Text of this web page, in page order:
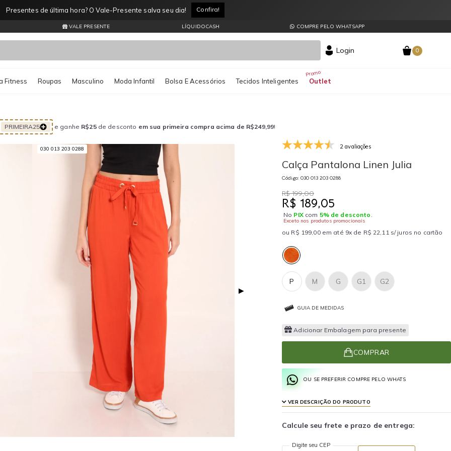
de última hora? O Vale-Presente salva seu dia! Confira!
VALE PRESENTE LÍQUIDOCASH COMPRE PELO WHATSAPP
Login 0
Bolsa E Acessórios
Masculino Moda Infantil
Roupas
Fitness Outlet
Tecidos Inteligentes
PRIMEIRA25 e ganhe R$25de desconto em sua primeira compra acima de R$249,99!
030 013 203 0288 030 013 203 0288
▶
2 avaliações
Calça Pantalona Linen Julia
Código: 030 013 203 0288
R$ 199,00
R$ 189,05
No PIXcom 5% de desconto .
Exceto nos produtos promocionais
ou R$ 199,00 em até 9x de R$ 22,11 s/ juros no cartão
G G1 G2
M
P
GUIA DE MEDIDAS
Adicionar Embalagem para presente
COMPRAR
OU SE PREFERIR COMPRE PELO WHATS
VER DESCRIÇÃO DO PRODUTO
Calcule seu frete e prazo de entrega:
Digite seu CEP